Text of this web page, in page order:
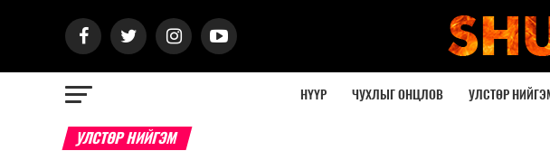
НҮҮР ЧУХЛЫГ ОНЦЛОВ УЛСТӨР
УЛСТӨР НИЙГЭМ